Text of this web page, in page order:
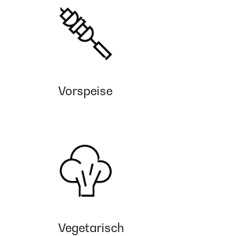
Vorspeise
Vegetarisch